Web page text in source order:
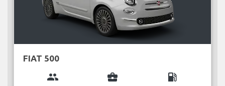
FIAT 500
group business_center local_gas_station